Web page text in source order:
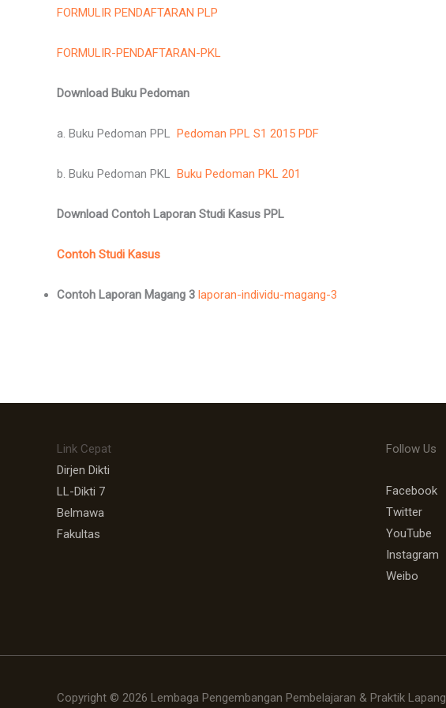
FORMULIR PENDAFTARAN PLP
FORMULIR-PENDAFTARAN-PKL
Download Buku Pedoman
a. Buku Pedoman PPL Pedoman PPL S1 2015 PDF
b. Buku Pedoman PKL Buku Pedoman PKL 201
Download Contoh Laporan Studi Kasus PPL
Contoh Studi Kasus
Contoh Laporan Magang 3 laporan-individu-magang-3
Link Cepat
Dirjen Dikti
LL-Dikti 7
Belmawa
Fakultas
Follow Us
Facebook
Twitter
YouTube
Instagram
Weibo
Copyright © 2026 Lembaga Pengembangan Pembelajaran & Praktik